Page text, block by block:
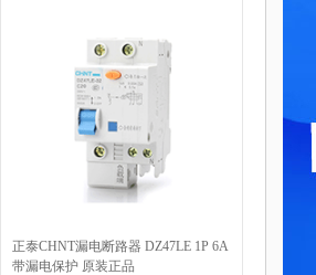
正泰CHNT漏电断路器 DZ47LE 1P 6A
带漏电保护 原装正品